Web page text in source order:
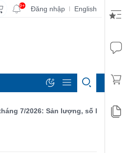
9+ Đăng nhập | English
7/2026: Sản lượng, số lượng đơn